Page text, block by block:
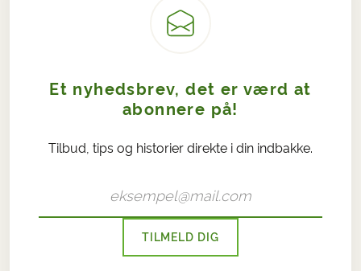
Et nyhedsbrev, det er værd at
abonnere på!
Tilbud, tips og historier direkte i din indbakke.
TILMELD DIG